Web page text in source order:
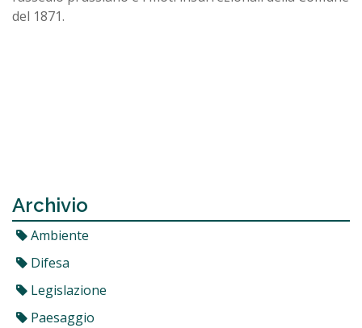
del 1871.
Archivio
Ambiente
Difesa
Legislazione
Paesaggio